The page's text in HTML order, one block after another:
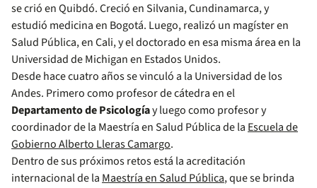
se crió en Quibdó. Creció en Silvania, Cundinamarca, y
estudió medicina en Bogotá. Luego, realizó un magíster en
Salud Pública, en Cali, y el doctorado en esa misma área en la
Universidad de Michigan en Estados Unidos.
Desde hace cuatro años se vinculó a la Universidad de los
Andes. Primero como profesor de cátedra en el
Departamento de Psicologíay luego como profesor y
coordinador de la Maestría en Salud Pública de la Escuela de
Gobierno Alberto Lleras Camargo.
Dentro de sus próximos retos está la acreditación
internacional de la Maestría en Salud Pública, que se brinda